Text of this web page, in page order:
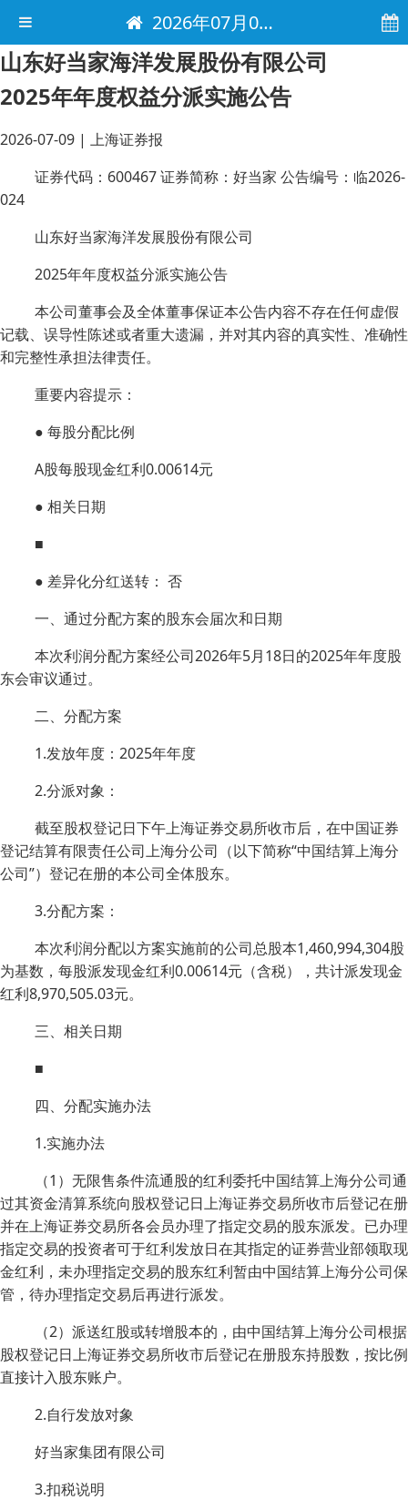
2026年07月09日 电子报
山东好当家海洋发展股份有限公司
2025年年度权益分派实施公告
2026-07-09 | 上海证券报
证券代码：600467 证券简称：好当家 公告编号：临2026-
024
山东好当家海洋发展股份有限公司
2025年年度权益分派实施公告
本公司董事会及全体董事保证本公告内容不存在任何虚假
记载、误导性陈述或者重大遗漏，并对其内容的真实性、准确性
和完整性承担法律责任。
重要内容提示：
● 每股分配比例
A股每股现金红利0.00614元
● 相关日期
■
● 差异化分红送转： 否
一、通过分配方案的股东会届次和日期
本次利润分配方案经公司2026年5月18日的2025年年度股
东会审议通过。
二、分配方案
1.发放年度：2025年年度
2.分派对象：
截至股权登记日下午上海证券交易所收市后，在中国证券
登记结算有限责任公司上海分公司（以下简称“中国结算上海分
公司”）登记在册的本公司全体股东。
3.分配方案：
本次利润分配以方案实施前的公司总股本1,460,994,304股
为基数，每股派发现金红利0.00614元（含税），共计派发现金
红利8,970,505.03元。
三、相关日期
■
四、分配实施办法
1.实施办法
（1）无限售条件流通股的红利委托中国结算上海分公司通
过其资金清算系统向股权登记日上海证券交易所收市后登记在册
并在上海证券交易所各会员办理了指定交易的股东派发。已办理
指定交易的投资者可于红利发放日在其指定的证券营业部领取现
金红利，未办理指定交易的股东红利暂由中国结算上海分公司保
管，待办理指定交易后再进行派发。
（2）派送红股或转增股本的，由中国结算上海分公司根据
股权登记日上海证券交易所收市后登记在册股东持股数，按比例
直接计入股东账户。
2.自行发放对象
好当家集团有限公司
3.扣税说明